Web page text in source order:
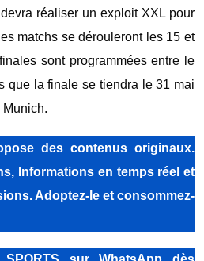
réaliser un exploit XXL pour
matchs se dérouleront les 15 et
sont programmées entre le
que la finale se tiendra le 31 mai
Munich.
des contenus originaux.
Informations en temps réel et
Adoptez-le et consommez-